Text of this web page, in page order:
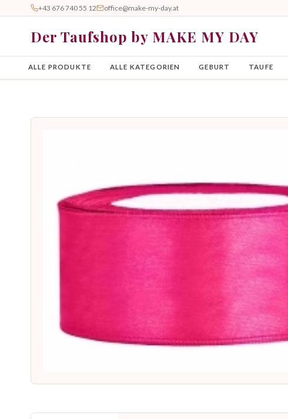
+43 676 740 55 12 office@make-my-day.at
Der Taufshop by MAKE MY DAY
ALLE PRODUKTE ALLE KATEGORIEN GEBURT TAUFE